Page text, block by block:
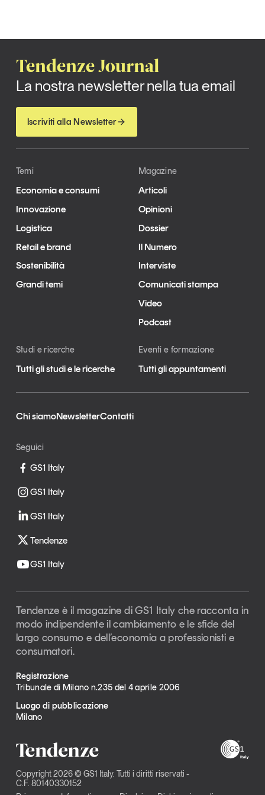
Tendenze Journal
La nostra newsletter nella tua email
Iscriviti alla Newsletter
Temi
Economia e consumi
Innovazione
Logistica
Retail e brand
Sostenibilità
Grandi temi
Magazine
Articoli
Opinioni
Dossier
Il Numero
Interviste
Comunicati stampa
Video
Podcast
Studi e ricerche
Tutti gli studi e le ricerche
Eventi e formazione
Tutti gli appuntamenti
Chi siamoNewsletterContatti
Seguici
GS1 Italy
GS1 Italy
GS1 Italy
Tendenze
GS1 Italy
Tendenze è il magazine di GS1 Italy che racconta in
modo indipendente il cambiamento e le sfide del
largo consumo e dell’economia a professionisti e
consumatori.
Registrazione
Tribunale di Milano n.235 del 4 aprile 2006
Luogo di pubblicazione
Milano
Copyright 2026 © GS1 Italy. Tutti i diritti riservati -
C.F. 80140330152